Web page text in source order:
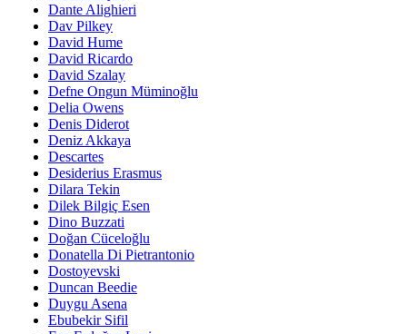
Dante Alighieri
Dav Pilkey
David Hume
David Ricardo
David Szalay
Defne Ongun Müminoğlu
Delia Owens
Denis Diderot
Deniz Akkaya
Descartes
Desiderius Erasmus
Dilara Tekin
Dilek Bilgiç Esen
Dino Buzzati
Doğan Cüceloğlu
Donatella Di Pietrantonio
Dostoyevski
Duncan Beedie
Duygu Asena
Ebubekir Sifil